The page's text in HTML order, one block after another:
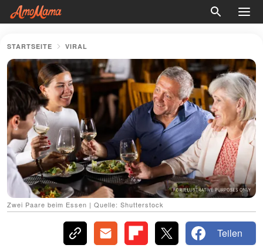
STARTSEITE VIRAL
Zwei Paare beim Essen | Quelle: Shutterstock
Teilen